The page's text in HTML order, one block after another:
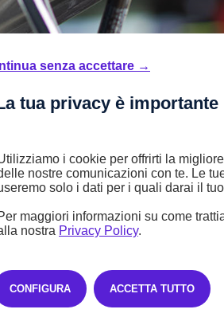
senza accettare →
tua privacy è importante
i cookie per offrirti la
nostre comunicazioni con te. Le
solo i dati per i quali darai il
maggiori informazioni su come
nostra Privacy Policy.
CONFIGURA ACCETTA TUTTO